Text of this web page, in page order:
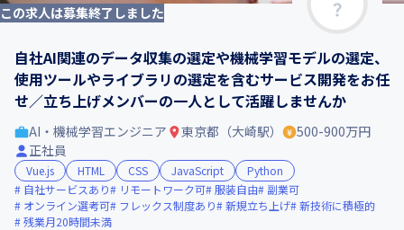
この求人は募集終了しました
自社AI関連のデータ収集の選定や機械学習モデルの選定、
使用ツールやライブラリの選定を含むサービス開発をお任
せ／立ち上げメンバーの一人として活躍しませんか
AI・機械学習エンジニア 東京都（大崎駅）
500-900万円
正社員
Vue.js HTML CSS JavaScript
Python
自社サービスあり
リモートワーク可 服装自由
副業可
オンライン選考可
フレックス制度あり 新規立ち上げ 新技術に積極的
残業月20時間未満